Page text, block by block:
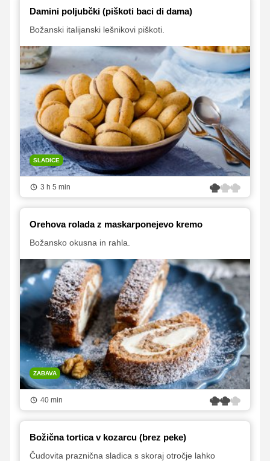
Damini poljubčki (piškoti baci di dama)
Božanski italijanski lešnikovi piškoti.
SLADICE
3 h 5 min
Orehova rolada z maskarponejevo kremo
Božansko okusna in rahla.
ZABAVA
40 min
Božična tortica v kozarcu (brez peke)
Čudovita praznična sladica s skoraj otročje lahko